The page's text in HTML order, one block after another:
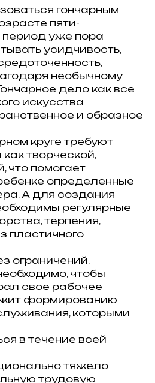
гончарным
пяти-
период уже пора
усидчивость,
необычному
дело как все
искусства
и образное
круге требуют
творческой,
что помогает
определенные
А для создания
регулярные
терпения,
пластичного
ограничений.
чтобы
свое рабочее
формированию
которыми
в течение всей
тяжело
трудовую